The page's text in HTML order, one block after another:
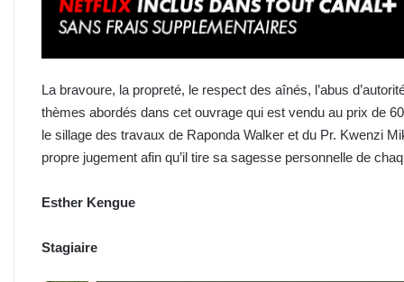
La bravoure, la propreté, le respect des aînés, l’abus
thèmes abordés dans cet ouvrage qui est vendu au prix de
le sillage des travaux de Raponda Walker et du Pr. Kwenzi
propre jugement afin qu’il tire sa sagesse personnelle de
Esther Kengue
Stagiaire